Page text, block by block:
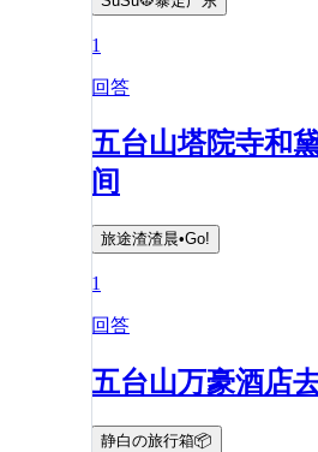
1
回答
五台山塔院寺和
间
旅途渣渣晨•Go!
1
回答
五台山万豪酒店
静白の旅行箱📦